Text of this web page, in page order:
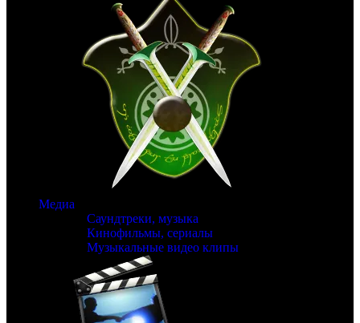
Медиа
Саундтреки, музыка
Кинофильмы, сериалы
Музыкальные видео клипы